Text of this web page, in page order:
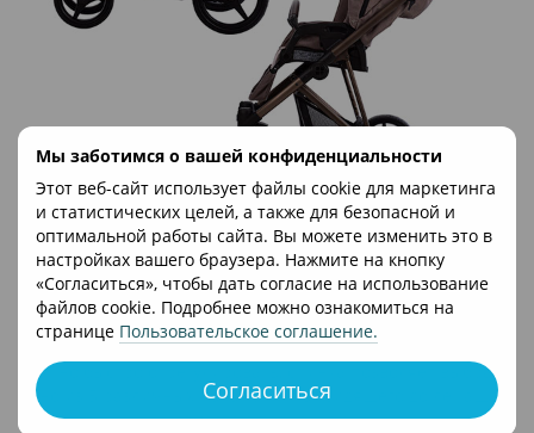
Мы заботимся о вашей конфиденциальности
Этот веб-сайт использует файлы cookie для маркетинга
и статистических целей, а также для безопасной и
оптимальной работы сайта. Вы можете изменить это в
настройках вашего браузера. Нажмите на кнопку
«Согласиться», чтобы дать согласие на использование
файлов cookie. Подробнее можно ознакомиться на
странице Пользовательское соглашение.
Согласиться
Регулировка коляски для прогулок
Использовать модель можно годами, поскольку она
отвечает требованиям для использования детьми
старшего возраста – весом до 22 кг или до 4 лет, в
зависимости от того, что наступит раньше. Капюшон
можно быстро отрегулировать, спинка позволяет выбрать
одно из 5 различных положений: от сидящего до лежащего
вместе с подножкой.